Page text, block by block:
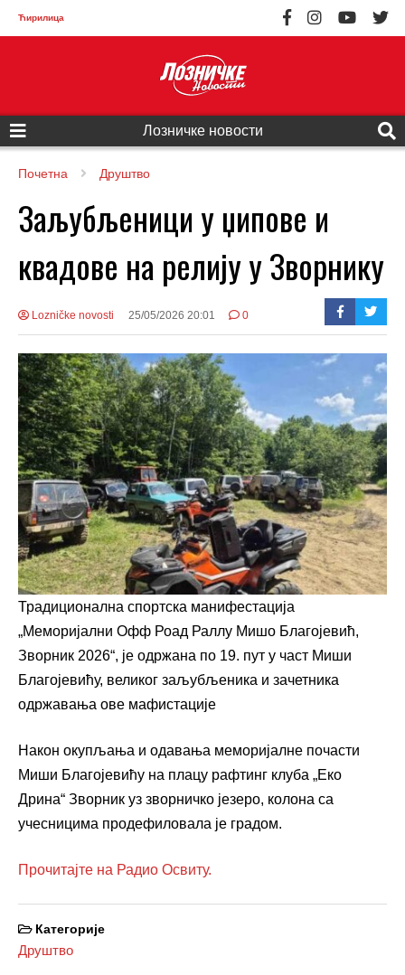
Ћирилица
Лозничке новости
Почетна Друштво
Заљубљеници у џипове и
квадове на релију у Зворнику
Lozničke novosti 25/05/2026 20:01 0
Традиционална спортска манифестација
„Меморијални Офф Роад Раллy Мишо Благојевић,
Зворник 2026“, је одржана по 19. пут у част Миши
Благојевићу, великог заљубљеника и зачетника
одржавања ове мафистације
Након окупљања и одавања меморијалне почасти
Миши Благојевићу на плацу рафтинг клуба „Еко
Дрина“ Зворник уз зворничко језеро, колона са
учесницима продефиловала је градом.
Прочитајте на Радио Освиту.
Категорије
Друштво